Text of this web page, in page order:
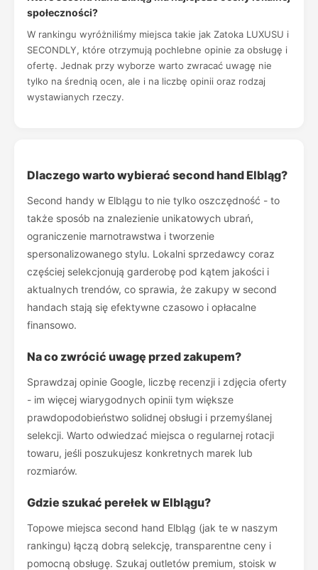
społeczności?
W rankingu wyróżniliśmy miejsca takie jak Zatoka LUXUSU i
SECONDLY, które otrzymują pochlebne opinie za obsługę i
ofertę. Jednak przy wyborze warto zwracać uwagę nie
tylko na średnią ocen, ale i na liczbę opinii oraz rodzaj
wystawianych rzeczy.
Dlaczego warto wybierać second hand Elbląg?
Second handy w Elblągu to nie tylko oszczędność - to
także sposób na znalezienie unikatowych ubrań,
ograniczenie marnotrawstwa i tworzenie
spersonalizowanego stylu. Lokalni sprzedawcy coraz
częściej selekcjonują garderobę pod kątem jakości i
aktualnych trendów, co sprawia, że zakupy w second
handach stają się efektywne czasowo i opłacalne
finansowo.
Na co zwrócić uwagę przed zakupem?
Sprawdzaj opinie Google, liczbę recenzji i zdjęcia oferty
- im więcej wiarygodnych opinii tym większe
prawdopodobieństwo solidnej obsługi i przemyślanej
selekcji. Warto odwiedzać miejsca o regularnej rotacji
towaru, jeśli poszukujesz konkretnych marek lub
rozmiarów.
Gdzie szukać perełek w Elblągu?
Topowe miejsca second hand Elbląg (jak te w naszym
rankingu) łączą dobrą selekcję, transparentne ceny i
pomocną obsługę. Szukaj outletów premium, stoisk w